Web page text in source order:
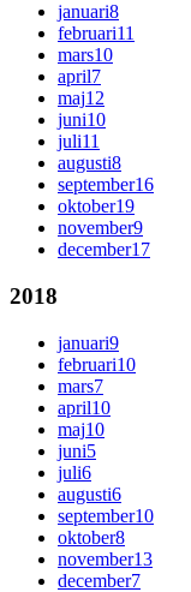
januari8
februari11
mars10
april7
maj12
juni10
juli11
augusti8
september16
oktober19
november9
december17
2018
januari9
februari10
mars7
april10
maj10
juni5
juli6
augusti6
september10
oktober8
november13
december7